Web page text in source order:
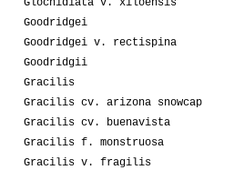
Glochidiata v. xiloensis
Goodridgei
Goodridgei v. rectispina
Goodridgii
Gracilis
Gracilis cv. arizona snowcap
Gracilis cv. buenavista
Gracilis f. monstruosa
Gracilis v. fragilis